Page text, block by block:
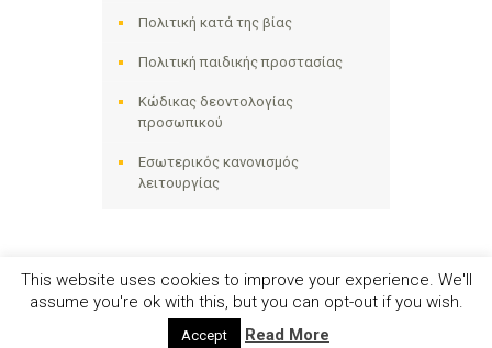
Πολιτική κατά της βίας
Πολιτική παιδικής προστασίας
Κώδικας δεοντολογίας
προσωπικού
Εσωτερικός κανονισμός
λειτουργίας
Ηλιακτίδα ΑΜΚΕ © 2024 - All Right Reserved
Αριθμός Γ.Ε.ΜΗ. 141258642000
This website uses cookies to improve your experience. We'll
assume you're ok with this, but you can opt-out if you wish.
Accept Read More